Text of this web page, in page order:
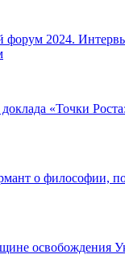
форум 2024.
«Точки
о философии,
освобождения